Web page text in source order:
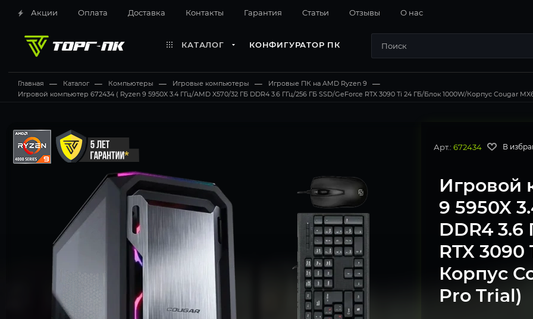
Акции Оплата Доставка Контакты Гарантия Cтатьи Отзывы О нас
КАТАЛОГ КОНФИГУРАТОР ПК
Главная — Каталог — Компьютеры — Игровые компьютеры — Игровые ПК на AMD Ryzen 9 —
Игровой компьютер 672434 ( Ryzen 9 5950X 3.4 ГГц/AMD X570/32 ГБ DDR4 3.6 ГГц/256 ГБ SSD/GeForce RTX 3090 Ti 24 ГБ/Блок 1000W/Корпус Cougar
Арт.: 672434 В
Игровой
9 5950X
DDR4 3.6
RTX
Корпус
Pro Trial)